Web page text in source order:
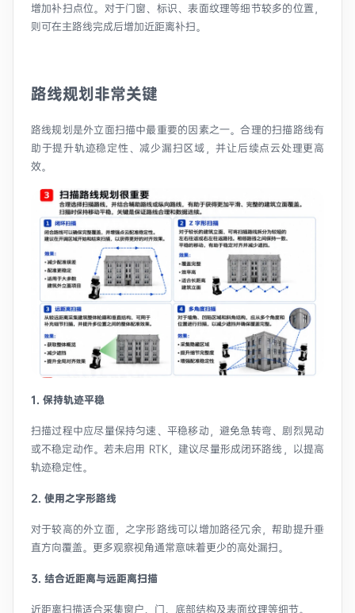
增加补扫点位。对于门窗、标识、表面纹理等细节较多的位置，
则可在主路线完成后增加近距离补扫。
路线规划非常关键
路线规划是外立面扫描中最重要的因素之一。合理的扫描路线有
助于提升轨迹稳定性、减少漏扫区域，并让后续点云处理更高
效。
1. 保持轨迹平稳
扫描过程中应尽量保持匀速、平稳移动，避免急转弯、剧烈晃动
或不稳定动作。若未启用 RTK，建议尽量形成闭环路线，以提高
轨迹稳定性。
2. 使用之字形路线
对于较高的外立面，之字形路线可以增加路径冗余，帮助提升垂
直方向覆盖。更多观察视角通常意味着更少的高处漏扫。
3. 结合近距离与远距离扫描
近距离扫描适合采集窗户、门、底部结构及表面纹理等细节。